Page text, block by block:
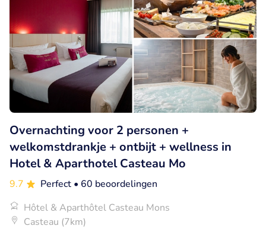
Overnachting voor 2 personen +
welkomstdrankje + ontbijt + wellness in
Hotel & Aparthotel Casteau Mo
9.7 Perfect • 60 beoordelingen
Hôtel & Aparthôtel Casteau Mons
Casteau (7km)